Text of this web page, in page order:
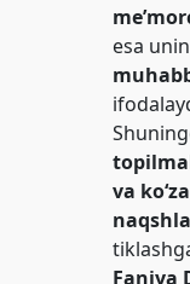
esa
va
Faniya